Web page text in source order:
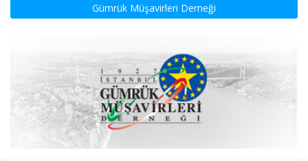
Gümrük Müşavirleri Derneği